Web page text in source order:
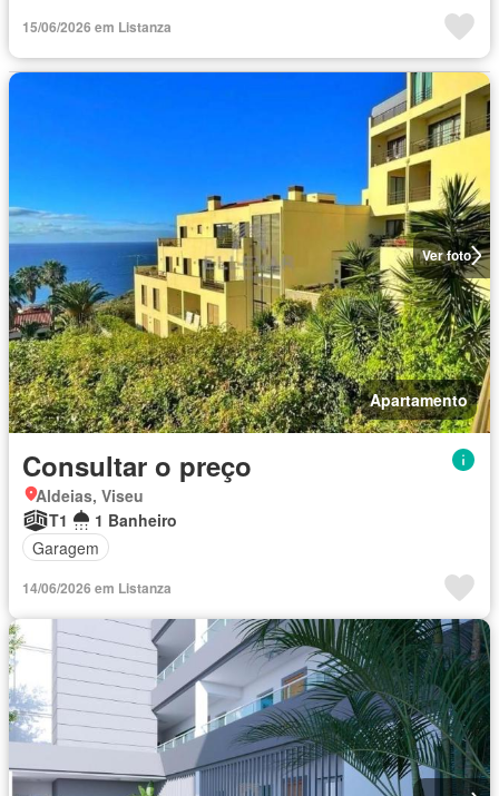
15/06/2026 em Listanza
Ver foto
Apartamento
Consultar o preço
Aldeias, Viseu
T1
1 Banheiro
Garagem
14/06/2026 em Listanza